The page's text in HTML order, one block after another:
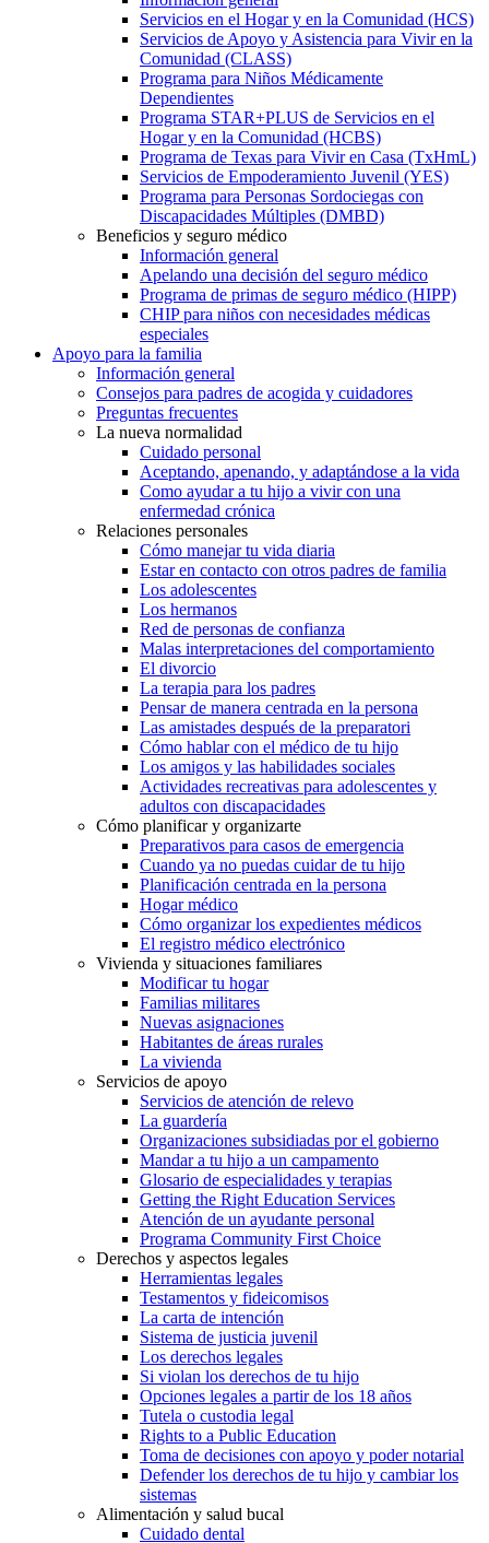
Servicios en el Hogar y en la Comunidad (HCS)
Servicios de Apoyo y Asistencia para Vivir en la
Comunidad (CLASS)
Programa para Niños Médicamente
Dependientes
Programa STAR+PLUS de Servicios en el
Hogar y en la Comunidad (HCBS)
Programa de Texas para Vivir en Casa (TxHmL)
Servicios de Empoderamiento Juvenil (YES)
Programa para Personas Sordociegas con
Discapacidades Múltiples (DMBD)
Beneficios y seguro médico
Información general
Apelando una decisión del seguro médico
Programa de primas de seguro médico (HIPP)
CHIP para niños con necesidades médicas
especiales
Apoyo para la familia
Información general
Consejos para padres de acogida y cuidadores
Preguntas frecuentes
La nueva normalidad
Cuidado personal
Aceptando, apenando, y adaptándose a la vida
Como ayudar a tu hijo a vivir con una
enfermedad crónica
Relaciones personales
Cómo manejar tu vida diaria
Estar en contacto con otros padres de familia
Los adolescentes
Los hermanos
Red de personas de confianza
Malas interpretaciones del comportamiento
El divorcio
La terapia para los padres
Pensar de manera centrada en la persona
Las amistades después de la preparatori
Cómo hablar con el médico de tu hijo
Los amigos y las habilidades sociales
Actividades recreativas para adolescentes y
adultos con discapacidades
Cómo planificar y organizarte
Preparativos para casos de emergencia
Cuando ya no puedas cuidar de tu hijo
Planificación centrada en la persona
Hogar médico
Cómo organizar los expedientes médicos
El registro médico electrónico
Vivienda y situaciones familiares
Modificar tu hogar
Familias militares
Nuevas asignaciones
Habitantes de áreas rurales
La vivienda
Servicios de apoyo
Servicios de atención de relevo
La guardería
Organizaciones subsidiadas por el gobierno
Mandar a tu hijo a un campamento
Glosario de especialidades y terapias
Getting the Right Education Services
Atención de un ayudante personal
Programa Community First Choice
Derechos y aspectos legales
Herramientas legales
Testamentos y fideicomisos
La carta de intención
Sistema de justicia juvenil
Los derechos legales
Si violan los derechos de tu hijo
Opciones legales a partir de los 18 años
Tutela o custodia legal
Rights to a Public Education
Toma de decisiones con apoyo y poder notarial
Defender los derechos de tu hijo y cambiar los
sistemas
Alimentación y salud bucal
Cuidado dental